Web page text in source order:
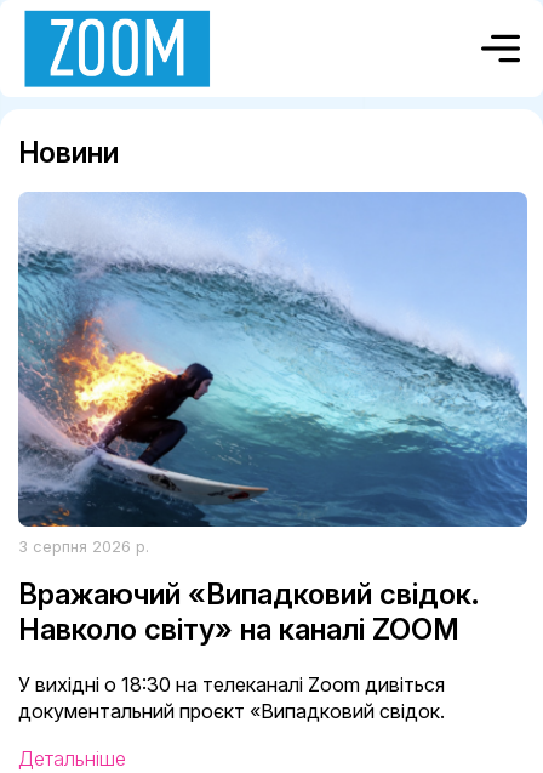
Новини
3 серпня 2026 р.
Вражаючий «Випадковий свідок.
Навколо світу» на каналі ZOOM
У вихідні о 18:30 на телеканалі Zoom дивіться
документальний проєкт «Випадковий свідок.
Детальніше